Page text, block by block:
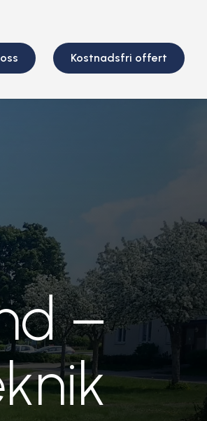
Kostnadsfri offert
–